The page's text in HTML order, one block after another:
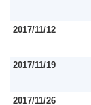
2017/11/12
2017/11/19
2017/11/26